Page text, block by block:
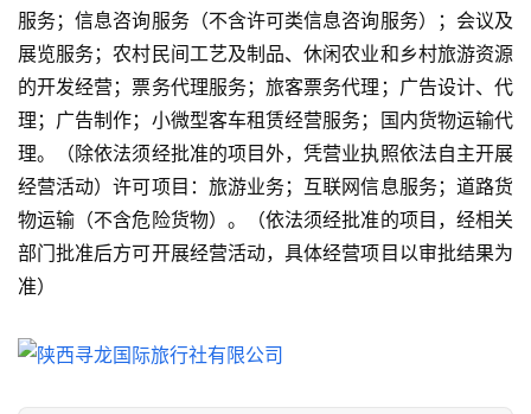
产
热
门
景
点
旅
游
息
登录
服务；信息咨询服务（不含许可类信息咨询服务）；会议及
展览服务；农村民间工艺及制品、休闲农业和乡村旅游资源
的开发经营；票务代理服务；旅客票务代理；广告设计、代
理；广告制作；小微型客车租赁经营服务；国内货物运输代
理。（除依法须经批准的项目外，凭营业执照依法自主开展
经营活动）许可项目：旅游业务；互联网信息服务；道路货
物运输（不含危险货物）。（依法须经批准的项目，经相关
部门批准后方可开展经营活动，具体经营项目以审批结果为
准）